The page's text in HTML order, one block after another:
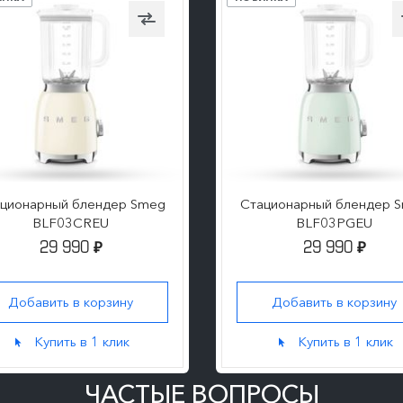
блендер Smeg
BLF03CREU
29 990 ₽
Добавить в корзину
Купить в 1 клик
Стационарный блендер
BLF03PGEU
29 990 ₽
Добавить в корзину
Купить в 1 клик
ЧАСТЫЕ ВОПРОСЫ